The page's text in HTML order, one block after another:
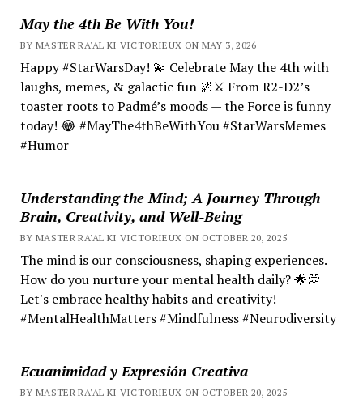
May the 4th Be With You!
BY MASTER RA'AL KI VICTORIEUX ON MAY 3, 2026
Happy #StarWarsDay! 💫 Celebrate May the 4th with
laughs, memes, & galactic fun 🌌⚔️ From R2-D2’s
toaster roots to Padmé’s moods — the Force is funny
today! 😂 #MayThe4thBeWithYou #StarWarsMemes
#Humor
Understanding the Mind; A Journey Through
Brain, Creativity, and Well-Being
BY MASTER RA'AL KI VICTORIEUX ON OCTOBER 20, 2025
The mind is our consciousness, shaping experiences.
How do you nurture your mental health daily? 🌟💭
Let's embrace healthy habits and creativity!
#MentalHealthMatters #Mindfulness #Neurodiversity
Ecuanimidad y Expresión Creativa
BY MASTER RA'AL KI VICTORIEUX ON OCTOBER 20, 2025